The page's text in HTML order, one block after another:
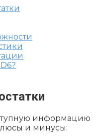
информацию
и минусы: